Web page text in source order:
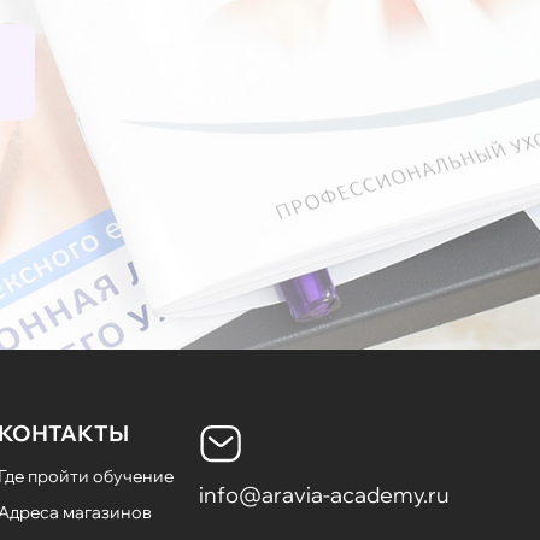
пройти обучение
магазинов
info@aravia-academy.ru